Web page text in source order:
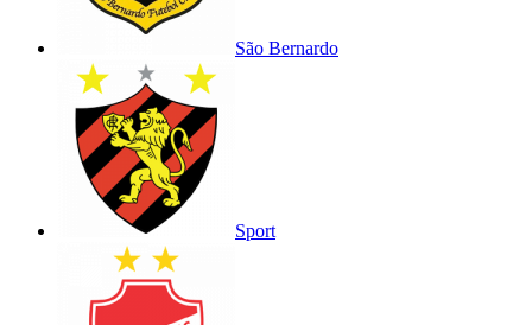
São Bernardo
Sport